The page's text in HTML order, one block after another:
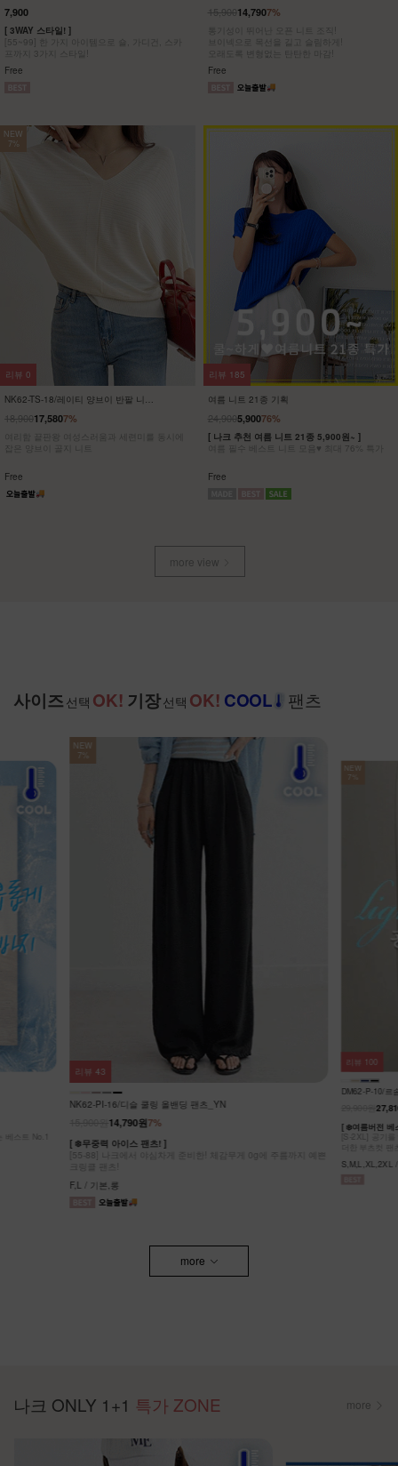
25,900
[55~88] 찰랑찰랑 시원해~ 데일리룩으로 딱!
페이즐리 와이드 점프수트
F(55~88)
73%
25,9006,900
#휴양지룩 #바캉스 #데일리 원피스 6,900원부
F,L,XL
NK62-OS-12/타임트리 반팔 원피스
16,900
하루 종일 편안하면서도 스타일도 놓치지 않은
Free
리뷰 3
NK62-OS-10/카프리 민소매 원피스
23,900
[55-88] 은은하게 흐르는 드레이프가 여성스러
Free
리뷰 3
more view
사이즈 선택 OK! 기장선택 OK! COOL 팬츠
름까지 예쁜
NEW
7%
DM62-P-10/르솜 리오셀 부츠컷팬츠_YN
7%
27,810원
[ ❄️여름버전 베스트셀러의 슬림 부츠컷 버전 ❄️ ]
[S-2XL] 공기를 입은 듯 가볍고 뛰어난 신축성 원단에 슬림함을
더한 부츠컷 팬츠!
S,M,L,XL,2XL / 숏,기본,롱
리뷰100
DM52-P-32/팅
[S~2XL] 숏기
여성스러움도
S,M,L,XL,2XL
리뷰 64
more
나크 ONLY 1+1 특가 ZONE more